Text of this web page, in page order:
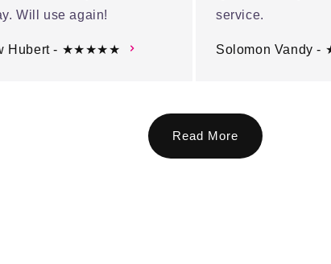
Will use again!
Hubert - ★★★★★
service.
Solomon Vandy
Read More